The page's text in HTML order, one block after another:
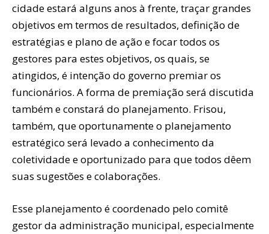
cidade estará alguns anos à frente, traçar grandes
objetivos em termos de resultados, definição de
estratégias e plano de ação e focar todos os
gestores para estes objetivos, os quais, se
atingidos, é intenção do governo premiar os
funcionários. A forma de premiação será discutida
também e constará do planejamento. Frisou,
também, que oportunamente o planejamento
estratégico será levado a conhecimento da
coletividade e oportunizado para que todos dêem
suas sugestões e colaborações.
Esse planejamento é coordenado pelo comitê
gestor da administração municipal, especialmente